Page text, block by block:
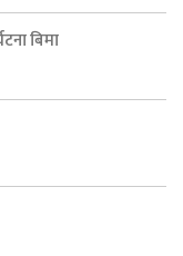
बिमा